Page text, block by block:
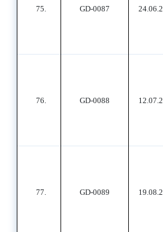
75. GD-0087
76. GD-0088
77. GD-0089